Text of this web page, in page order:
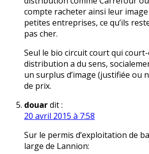
compte racheter ainsi leur image
petites entreprises, ce qu’ils
pas cher.
Seul le bio circuit court qui
distribution a du sens,
un surplus d’image (justifiée ou
de prix.
douardit :
20 avril 2015 à 7:58
Sur le permis d’exploitation de
large de Lannion: